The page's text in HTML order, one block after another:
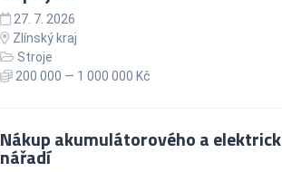
27. 7. 2026
Zlínský kraj
Stroje
200 000 — 1 000 000 Kč
Nákup akumulátorového a
nářadí